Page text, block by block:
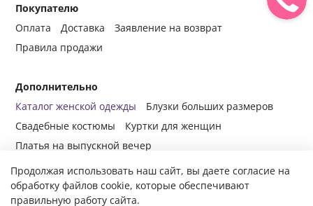
Покупателю
Оплата
Доставка
Заявление на возврат
Правила продажи
Дополнительно
Каталог женской одежды
Блузки больших размеров
Свадебные костюмы
Куртки для женщин
Платья на выпускной вечер
© 2014-2024 Все права защищены.
Продолжая использовать наш сайт, вы даете согласие на
обработку файлов cookie, которые обеспечивают
правильную работу сайта.